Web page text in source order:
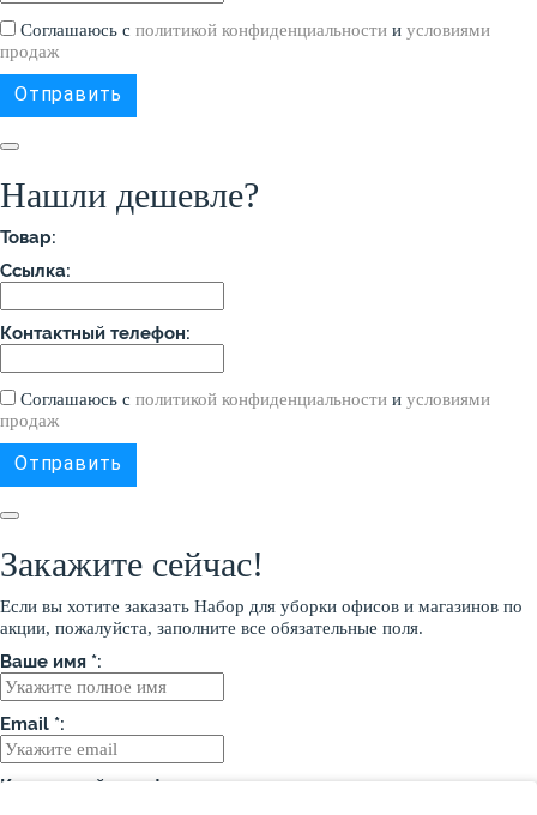
Соглашаюсь с политикой конфиденциальности и условиями
продаж
Нашли дешевле?
Товар:
Ссылка:
Контактный телефон:
Соглашаюсь с политикой конфиденциальности и условиями
продаж
Закажите сейчас!
Если вы хотите заказать Набор для уборки офисов и магазинов по
акции, пожалуйста, заполните все обязательные поля.
Ваше имя *:
Email *:
Контактный телефон: